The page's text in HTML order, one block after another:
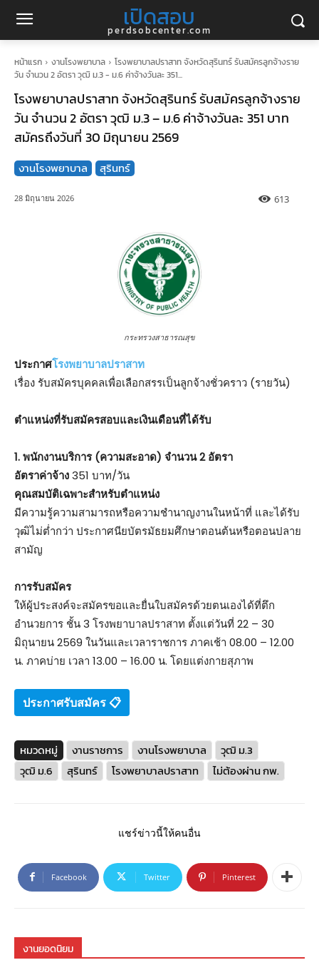
เปิดสอบ
perdsobcenter.com
หน้าแรก งานโรงพยาบาล
โรงพยาบาลปราสาท จังหวัดสุรินทร์ รับสมัครลูกจ้างราย
วัน จำนวน 2 อัตรา วุฒิ ม.3 - ม.6 ค่าจ้างวันละ 351...
โรงพยาบาลปราสาท จังหวัดสุรินทร์ รับสมัครลูกจ้างราย
วัน จำนวน 2 อัตรา วุฒิ ม.3 – ม.6 ค่าจ้างวันละ 351 บาท
สมัครถึงวันที่ 30 มิถุนายน 2569
งานโรงพยาบาล สุรินทร์
28 มิถุนายน 2026 613
กระทรวงสาธารณสุข
ประกาศโรงพยาบาลปราสาท
เรื่อง รับสมัครบุคคลเพื่อเลือกสรรเป็นลูกจ้างชั่วคราว (รายวัน)
ตำแหน่งที่รับสมัครสอบและเงินเดือนที่ได้รับ
1. พนักงานบริการ (ความสะอาด) จำนวน 2 อัตรา
อัตราค่าจ้าง351 บาท/วัน
คุณสมบัติเฉพาะสำหรับตำแหน่ง
มีความรู้ความสามารถหรือความชำนาญงานในหน้าที่ และได้รับ
วุฒิไม่ต่ำกว่า ประกาศนียบัตรมัธยมศึกษาตอนต้นหรือตอนปลาย
สามัญ
การรับสมัคร
ให้ผู้ประสงค์จะสมัครขอและยื่นใบสมัครด้วยตนเองได้ที่ตึก
อำนวยการ ชั้น 3 โรงพยาบาลปราสาท ตั้งแต่วันที่ 22 – 30
มิถุนายน 2569 ในวันและเวลาราชการ ภาคเช้า 08.00 – 12.00
น. ภาคบ่าย เวลา 13.00 – 16.00 น. โดยแต่งกายสุภาพ
ประกาศรับสมัคร 📋
หมวดหมู่ งานราชการ งานโรงพยาบาล
วุฒิ ม.3
วุฒิ ม.6
สุรินทร์ โรงพยาบาลปราสาท ไม่ต้องผ่าน กพ.
แชร์ข่าวนี้ให้คนอื่น
Facebook Twitter Pinterest
งานยอดนิยม